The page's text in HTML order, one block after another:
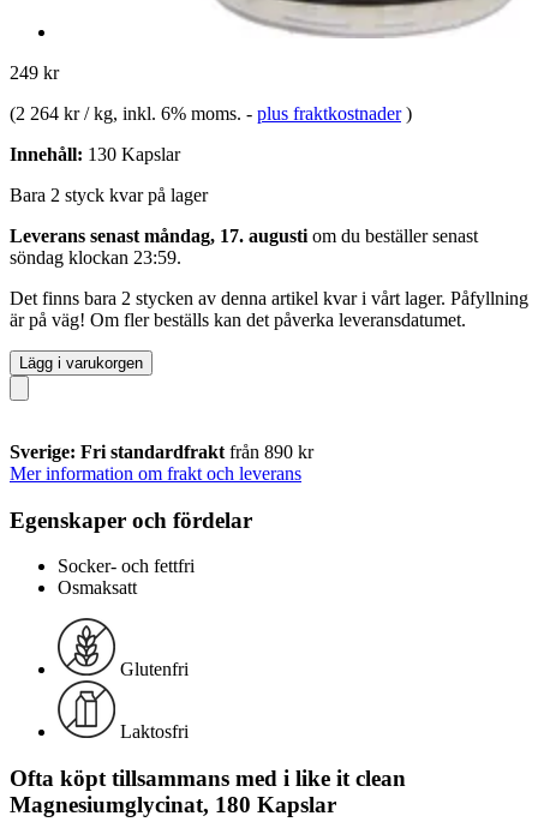
249 kr
(2 264 kr / kg, inkl. 6% moms. - plus fraktkostnader )
Innehåll: 130 Kapslar
Bara 2 styck kvar på lager
Leverans senast måndag, 17. augusti om du beställer senast
söndag klockan 23:59.
Det finns bara 2 stycken av denna artikel kvar i vårt lager. Påfyllning
är på väg! Om fler beställs kan det påverka leveransdatumet.
Lägg i varukorgen
Sverige: Fri standardfrakt från 890 kr
Mer information om frakt och leverans
Egenskaper och fördelar
Socker- och fettfri
Osmaksatt
Glutenfri
Laktosfri
Ofta köpt tillsammans med i like it clean
Magnesiumglycinat, 180 Kapslar